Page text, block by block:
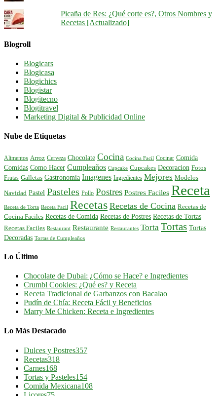
Picaña de Res: ¿Qué corte es?, Otros Nombres y
Recetas [Actualizado]
Blogroll
Blogicars
Blogicasa
Blogichics
Blogistar
Blogitecno
Blogitravel
Marketing Digital & Publicidad Online
Nube de Etiquetas
Alimentos Arroz Cerveza Chocolate Cocina Cocina Facil Cocinar Comida
Comidas Como Hacer Cumpleaños Cupcake Cupcakes Decoracion Fotos
Frutas Galletas Gastronomia Imagenes Ingredientes Mejores Modelos
Navidad Pastel Pasteles Pollo Postres Postres Faciles Receta
Receta de Torta Receta Facil Recetas Recetas de Cocina Recetas de
Cocina Faciles Recetas de Comida Recetas de Postres Recetas de Tortas
Recetas Faciles Restaurant Restaurante Restaurantes Torta Tortas Tortas
Decoradas Tortas de Cumpleaños
Lo Último
Chocolate de Dubai: ¿Cómo se Hace? e Ingredientes
Crumbl Cookies: ¿Qué es? y Receta
Receta Tradicional de Garbanzos con Bacalao
Pudín de Chía: Receta Fácil y Beneficios
Marry Me Chicken: Receta e Ingredientes
Lo Más Destacado
Dulces y Postres357
Recetas318
Carnes168
Tortas y Pasteles154
Comida Mexicana108